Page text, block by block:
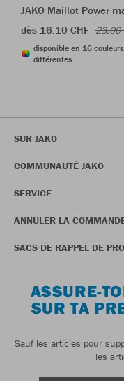
JAKO Maillot Power
dès 16.10 CHF 23.00
disponible en 16 couleurs
différentes
SUR JAKO
COMMUNAUTÉ JAKO
SERVICE
ANNULER LA
SACS DE RAPPEL DE
ASSURE-
SUR TA
Sauf les articles pour
les